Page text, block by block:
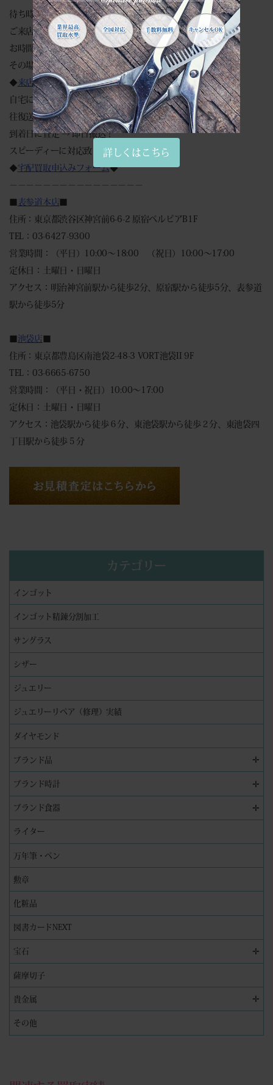
待ち時間０分。
ご来店でのスムーズなお買取りは予約が便利です。
お時間のない場合でもご安心ください。
その場で現金買取致します。
◆ 来店買取予約フォーム◆
自宅にいながらカンタン見積もり♪
往復送料無料・キャンセル返送料等全て無料です。
到着日に査定 → 即日振込！
スピーディーに対応致します。
◆宅配買取申込みフォーム◆
－－－－－－－－－－－－－－－－
表参道本店
住所：東京都渋谷区神宮前6-6-2 原宿ベルピアB1F
TEL：03-6427-9300
営業時間：（平日）10:00～18:00 （祝日）10:00～17:00
定休日：土曜日・日曜日
アクセス：明治神宮前駅から徒歩2分、原宿駅から徒歩5分、表参道
駅から徒歩5分
池袋店
住所：東京都豊島区南池袋2-48-3 VORT池袋II 9F
TEL：03-6665-6750
営業時間：（平日・祝日）10:00～17:00
定休日：土曜日・日曜日
アクセス：池袋駅から徒歩６分、東池袋駅から徒歩２分、東池袋四
丁目駅から徒歩５分
カテゴリー
インゴット
インゴット精錬分割加工
サングラス
シザー
ジュエリー
ジュエリーリペア（修理）実績
ダイヤモンド
ブランド品 ✛
ブランド時計 ✛
ブランド食器 ✛
ライター
万年筆・ペン
勲章
化粧品
図書カードNEXT
宝石 ✛
薩摩切子
貴金属 ✛
その他
詳しくはこちら